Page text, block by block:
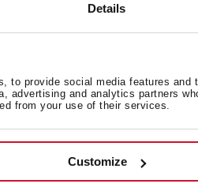
Details
to provide social media features
advertising and analytics partners
from your use of their services.
Customize